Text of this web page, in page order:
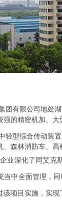
团有限公司地处
强的精密机加、
轻型综合传动装
、森林消防车、高
业深化了同艾克
当中全面管理，
该项目实施，实现